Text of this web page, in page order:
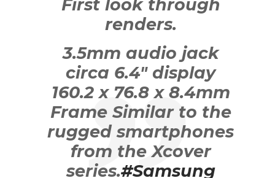
First look through
renders.
3.5mm audio jack
circa 6.4″ display
160.2 x 76.8 x 8.4mm
Frame Similar to the
rugged smartphones
from the Xcover
series.#Samsung